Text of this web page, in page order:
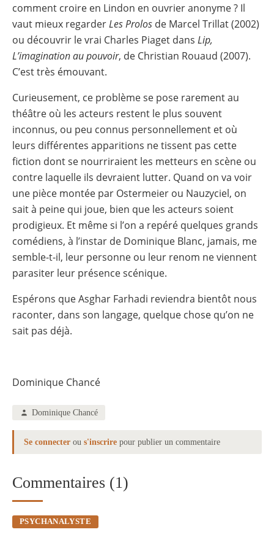
comment croire en Lindon en ouvrier anonyme ? Il
vaut mieux regarderLes Prolos de Marcel Trillat (2002)
ou découvrir le vrai Charles Piaget dans Lip,
L’imagination au pouvoir, de Christian Rouaud (2007).
C’est très émouvant.
Curieusement, ce problème se pose rarement au
théâtre où les acteurs restent le plus souvent
inconnus, ou peu connus personnellement et où
leurs différentes apparitions ne tissent pas cette
fiction dont se nourriraient les metteurs en scène ou
contre laquelle ils devraient lutter. Quand on va voir
une pièce montée par Ostermeier ou Nauzyciel, on
sait à peine qui joue, bien que les acteurs soient
prodigieux. Et même si l’on a repéré quelques grands
comédiens, à l’instar de Dominique Blanc, jamais, me
semble-t-il, leur personne ou leur renom ne viennent
parasiter leur présence scénique.
Espérons que Asghar Farhadi reviendra bientôt nous
raconter, dans son langage, quelque chose qu’on ne
sait pas déjà.
Dominique Chancé
Dominique Chancé
Se connecter ou s'inscrire pour publier un commentaire
Commentaires (1)
PSYCHANALYSTE